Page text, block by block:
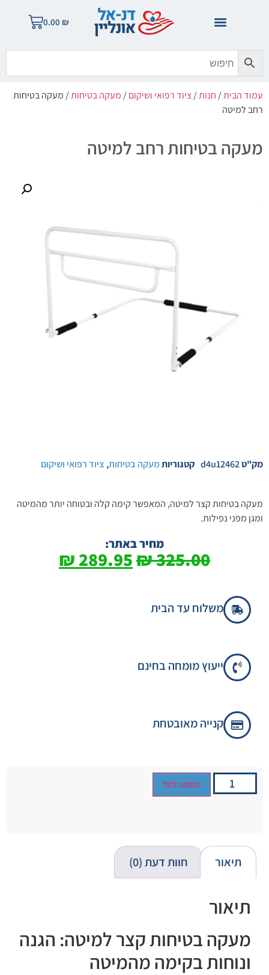
0.00 ₪
עמוד הבית/חנות/ציוד רפואי ושיקום/מעקה בטיחות/ מעקה בטיחות
רחב למיטה
מעקה בטיחות רחב למיטה
מק"טd4u12462 קטגוריותמעקה בטיחות, ציוד רפואי ושיקום
מעקה בטיחות קצר למיטה, המאפשר קימה קלה ובטוחה יותר מהמיטה
ומגן מפני נפילות.
מחיר באתר:
325.00
₪
289.95
₪
משלוח עד הבית
ייעוץ מומחה בחינם
קנייה מאובטחת
הוספה לסל
תיאור חוות דעת (0)
תיאור
מעקה בטיחות קצר למיטה: הגנה
ונוחות בקימה מהמיטה